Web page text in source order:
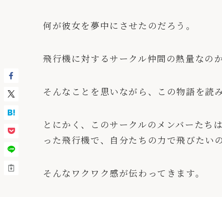
何が彼女を夢中にさせたのだろう。
飛行機に対するサークル仲間の熱量なの
そんなことを思いながら、この物語を読
とにかく、このサークルのメンバーたち
った飛行機で、自分たちの力で飛びたいの
そんなワクワク感が伝わってきます。